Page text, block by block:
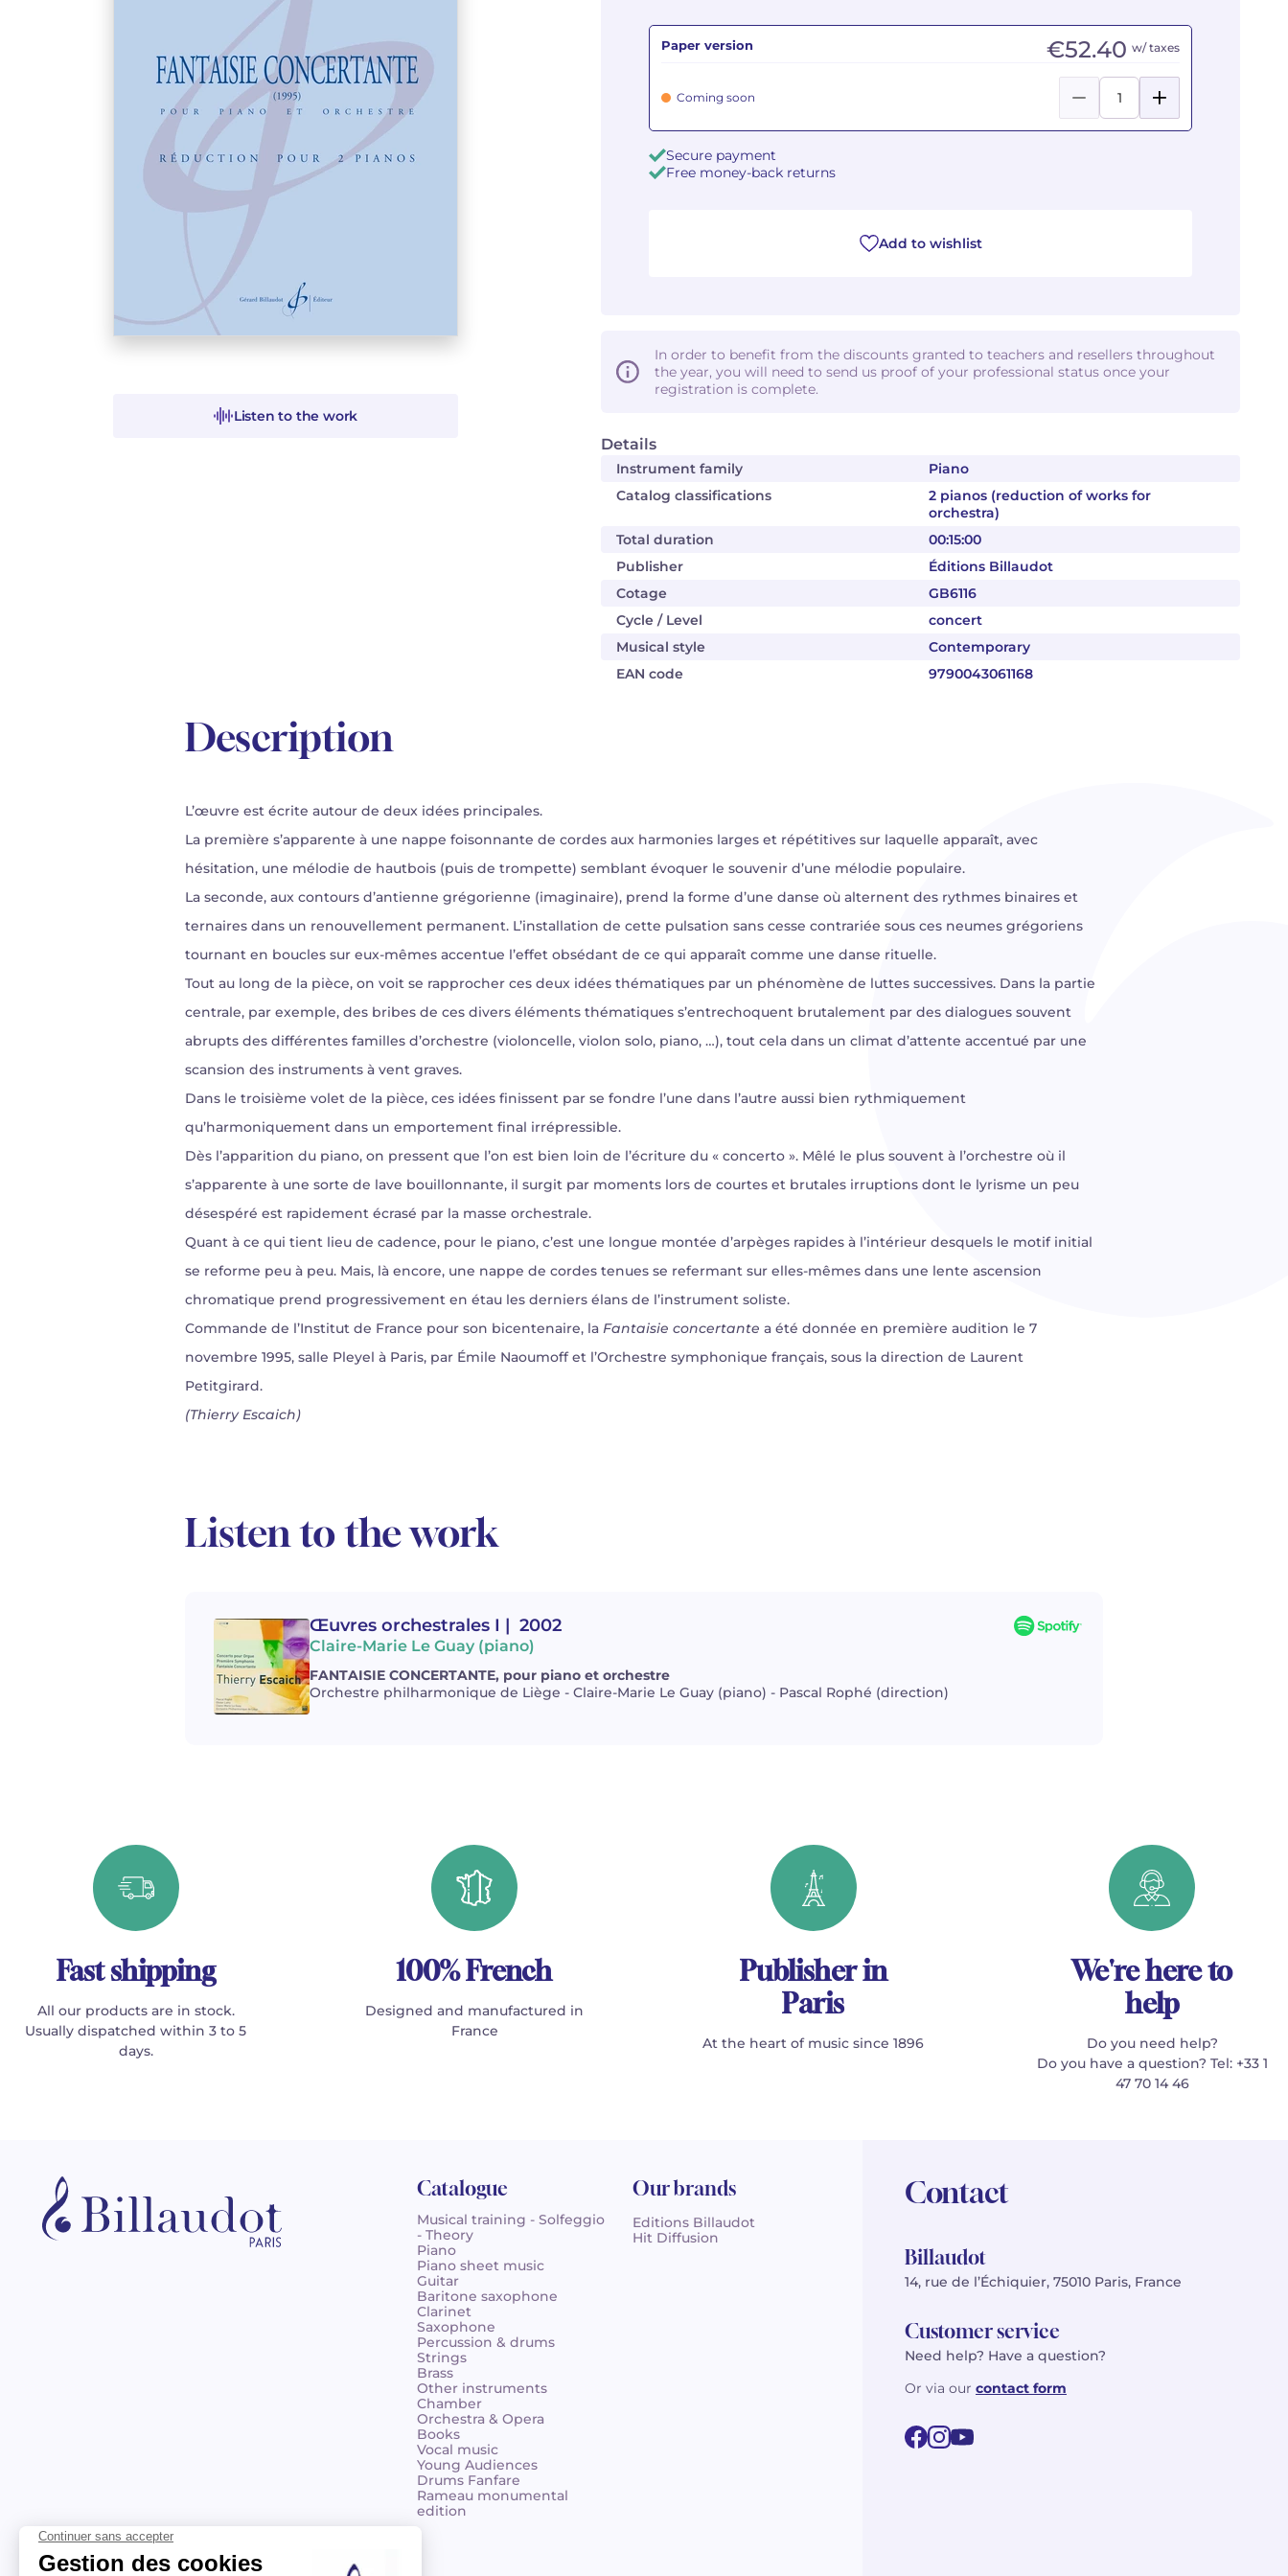
Details
Instrument family
Piano
Catalog classifications
2 pianos (reduction of works for
orchestra)
Total duration
00:15:00
Publisher
Éditions Billaudot
Cotage
GB6116
Cycle / Level
concert
Musical style
Contemporary
EAN code
9790043061168
Paper version €52.40 w/ taxes
Coming soon
Secure payment
Free money-back returns
Add to wishlist
In order to benefit from the discounts granted to teachers and resellers throughout
the year, you will need to send us proof of your professional status once your
registration is complete.
Listen to the work
Description
L’œuvre est écrite autour de deux idées principales.
La première s’apparente à une nappe foisonnante de cordes aux harmonies larges et répétitives sur laquelle apparaît, avec
hésitation, une mélodie de hautbois (puis de trompette) semblant évoquer le souvenir d’une mélodie populaire.
La seconde, aux contours d’antienne grégorienne (imaginaire), prend la forme d’une danse où alternent des rythmes binaires et
ternaires dans un renouvellement permanent. L’installation de cette pulsation sans cesse contrariée sous ces neumes grégoriens
tournant en boucles sur eux-mêmes accentue l’effet obsédant de ce qui apparaît comme une danse rituelle.
Tout au long de la pièce, on voit se rapprocher ces deux idées thématiques par un phénomène de luttes successives. Dans la partie
centrale, par exemple, des bribes de ces divers éléments thématiques s’entrechoquent brutalement par des dialogues souvent
abrupts des différentes familles d’orchestre (violoncelle, violon solo, piano, …), tout cela dans un climat d’attente accentué par une
scansion des instruments à vent graves.
Dans le troisième volet de la pièce, ces idées finissent par se fondre l’une dans l’autre aussi bien rythmiquement
qu’harmoniquement dans un emportement final irrépressible.
Dès l’apparition du piano, on pressent que l’on est bien loin de l’écriture du « concerto ». Mêlé le plus souvent à l’orchestre où il
s’apparente à une sorte de lave bouillonnante, il surgit par moments lors de courtes et brutales irruptions dont le lyrisme un peu
désespéré est rapidement écrasé par la masse orchestrale.
Quant à ce qui tient lieu de cadence, pour le piano, c’est une longue montée d’arpèges rapides à l’intérieur desquels le motif initial
se reforme peu à peu. Mais, là encore, une nappe de cordes tenues se refermant sur elles-mêmes dans une lente ascension
chromatique prend progressivement en étau les derniers élans de l’instrument soliste.
Commande de l’Institut de France pour son bicentenaire, la Fantaisie concertante a été donnée en première audition le 7
novembre 1995, salle Pleyel à Paris, par Émile Naoumoff et l’Orchestre symphonique français, sous la direction de Laurent
Petitgirard.
(Thierry Escaich)
Listen to the work
Œuvres orchestrales I | 2002
Claire-Marie Le Guay (piano)
FANTAISIE CONCERTANTE, pour piano et orchestre
Orchestre philharmonique de Liège - Claire-Marie Le Guay (piano) - Pascal Rophé (direction)
Fast shipping
All our products are in stock.
Usually dispatched within 3 to 5
days.
100% French
Designed and manufactured in
France
Publisher in
Paris
At the heart of music since 1896
We're here to
help
Do you need help?
Do you have a question? Tel: +33 1
47 70 14 46
Catalogue
Musical training - Solfeggio
- Theory
Piano
Piano sheet music
Guitar
Baritone saxophone
Clarinet
Saxophone
Percussion & drums
Strings
Brass
Other instruments
Chamber
Orchestra & Opera
Books
Vocal music
Young Audiences
Drums Fanfare
Rameau monumental
edition
Our brands
Editions Billaudot
Hit Diffusion
Contact
Billaudot
14, rue de l’Échiquier, 75010 Paris, France
Customer service
Need help? Have a question?
Or via our contact form